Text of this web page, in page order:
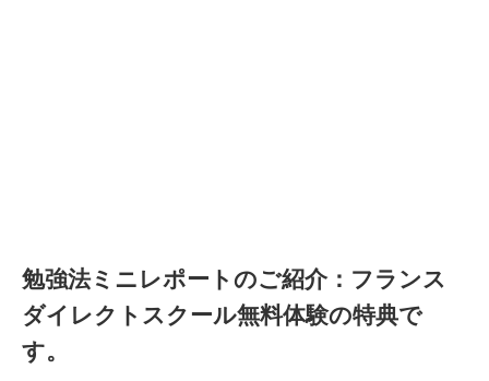
勉強法ミニレポートのご紹介：フランス
ダイレクトスクール無料体験の特典で
す。